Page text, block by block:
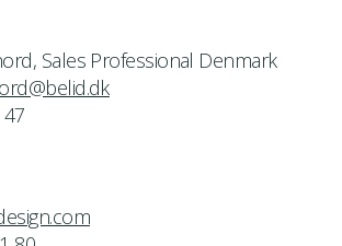
Sales Professional Denmark